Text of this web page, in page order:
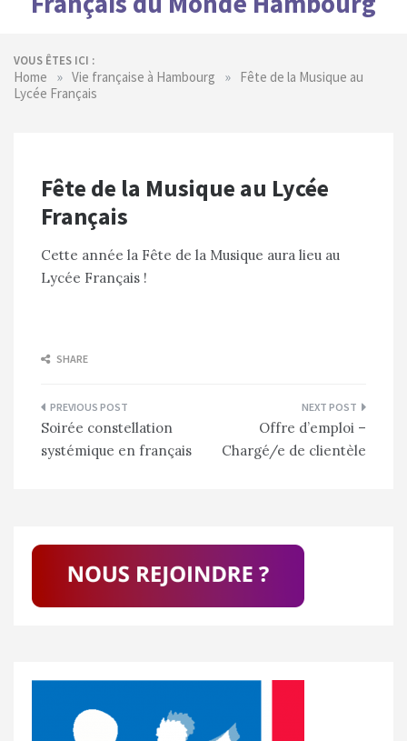
VOUS ÊTES ICI :
Home » Vie française à Hambourg » Fête de la Musique au
Lycée Français
Fête de la Musique au Lycée
Français
Cette année la Fête de la Musique aura lieu au
Lycée Français !
SHARE
Navigation
de
l’article
Soirée constellation
systémique en français
Offre d’emploi –
Chargé/e de clientèle